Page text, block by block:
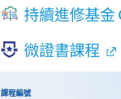
持續進修基金
微證書課程
課程編號